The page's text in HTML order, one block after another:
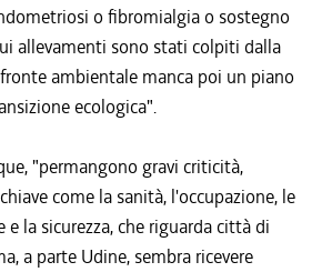
o fibromialgia o sostegno
allevamenti sono stati colpiti dalla
ambientale manca poi un piano
ecologica".
"permangono gravi criticità,
come la sanità, l'occupazione, le
la sicurezza, che riguarda città di
a parte Udine, sembra ricevere